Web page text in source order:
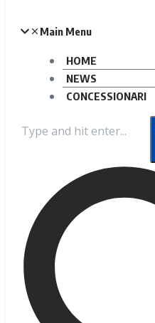
Main Menu
HOME
NEWS
CONCESSIONARI
Cerca: